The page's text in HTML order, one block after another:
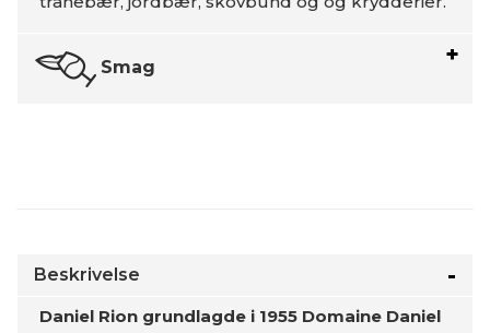
Smag
Beskrivelse
Daniel Rion grundlagde i 1955 Domaine Daniel